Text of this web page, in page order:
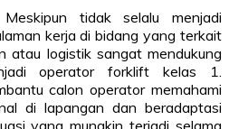
tidak selalu menjadi
kerja di bidang yang terkait
atau logistik sangat mendukung
operator forklift kelas 1.
calon operator memahami
di lapangan dan beradaptasi